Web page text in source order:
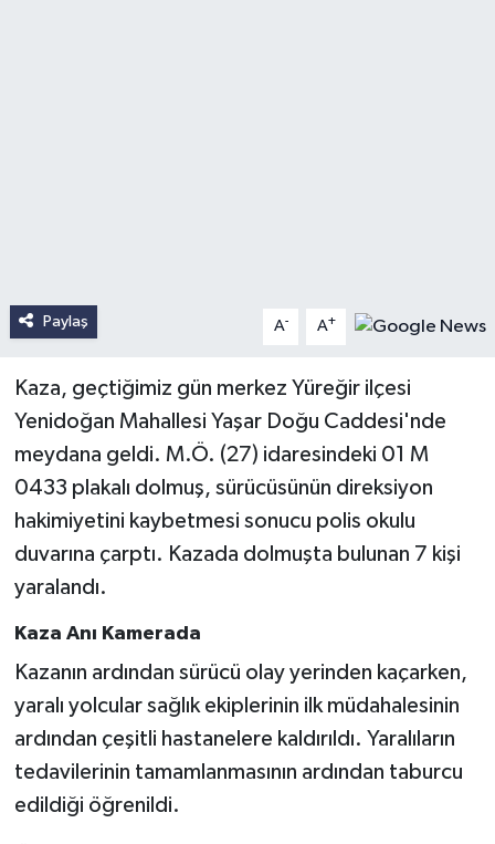
Paylaş A- A+
Kaza, geçtiğimiz gün merkez Yüreğir ilçesi
Yenidoğan Mahallesi Yaşar Doğu Caddesi'nde
meydana geldi. M.Ö. (27) idaresindeki 01 M
0433 plakalı dolmuş, sürücüsünün direksiyon
hakimiyetini kaybetmesi sonucu polis okulu
duvarına çarptı. Kazada dolmuşta bulunan 7 kişi
yaralandı.
Kaza Anı Kamerada
Kazanın ardından sürücü olay yerinden kaçarken,
yaralı yolcular sağlık ekiplerinin ilk müdahalesinin
ardından çeşitli hastanelere kaldırıldı. Yaralıların
tedavilerinin tamamlanmasının ardından taburcu
edildiği öğrenildi.